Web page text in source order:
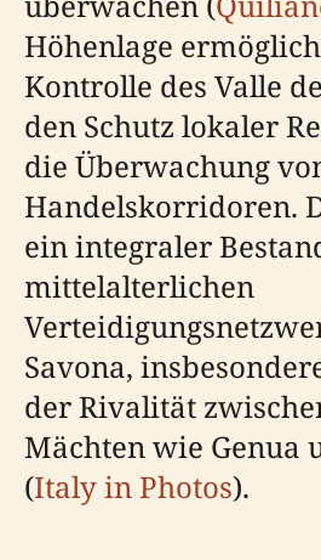
Höhenlage
Kontrolle des Valle
den Schutz lokaler
die Überwachung
Handelskorridoren.
ein integraler
mittelalterlichen
Savona,
der Rivalität
Mächten wie Genua
(Italy in Photos).